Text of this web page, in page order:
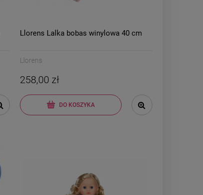
Llorens Lalka bobas winylowa 40 cm
Llorens
258,00 zł
DO KOSZYKA